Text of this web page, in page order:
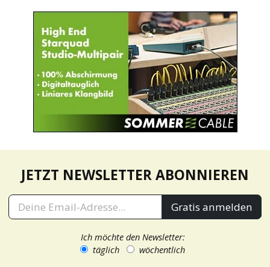
JETZT NEWSLETTER ABONNIEREN
Gratis anmelden
Ich möchte den Newsletter:
täglich
wöchentlich